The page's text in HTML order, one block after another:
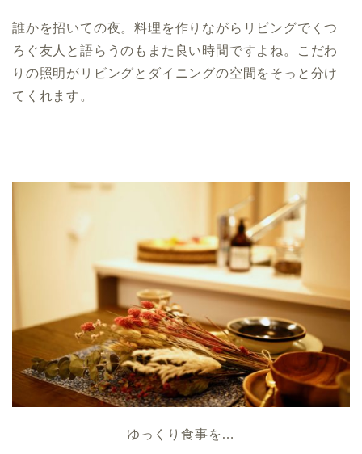
誰かを招いての夜。料理を作りながらリビングでくつ
ろぐ友人と語らうのもまた良い時間ですよね。こだわ
りの照明がリビングとダイニングの空間をそっと分け
てくれます。
ゆっくり食事を…